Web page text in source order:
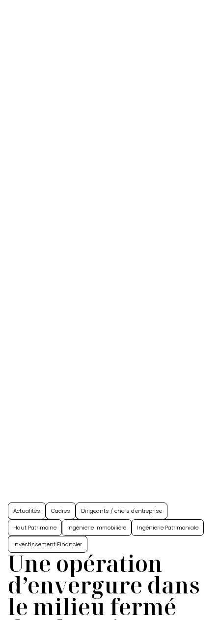
Actualités Cadres Dirigeants / chefs d'entreprise
Haut Patrimoine Ingénierie Immobilière Ingénierie Patrimoniale
Investissement Financier
Une opération
d’envergure dans
le milieu fermé